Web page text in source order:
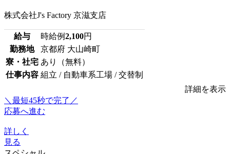
株式会社J's Factory 京滋支店
給与 時給例2,100円
勤務地
京都府 大山崎町
寮・社宅 あり（無料）
仕事内容 組立 / 自動車系工場 / 交替制
詳細を表示
＼最短45秒で完了／
応募へ進む
詳しく
見る